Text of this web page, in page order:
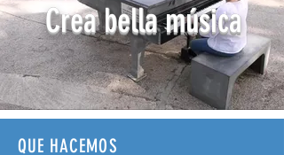
Crea bella música
QUE HACEMOS